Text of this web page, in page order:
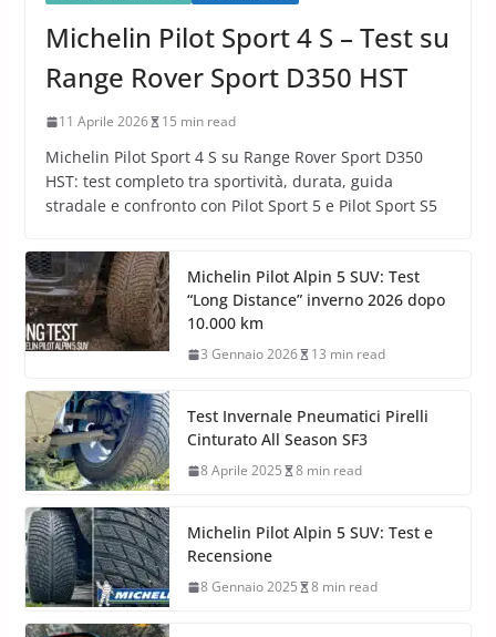
Michelin Pilot Sport 4 S – Test su
Range Rover Sport D350 HST
11 Aprile 2026 15 min read
Michelin Pilot Sport 4 S su Range Rover Sport D350
HST: test completo tra sportività, durata, guida
stradale e confronto con Pilot Sport 5 e Pilot Sport S5
Michelin Pilot Alpin 5 SUV: Test
“Long Distance” inverno 2026 dopo
10.000 km
3 Gennaio 2026 13 min read
Test Invernale Pneumatici Pirelli
Cinturato All Season SF3
8 Aprile 2025 8 min read
Michelin Pilot Alpin 5 SUV: Test e
Recensione
8 Gennaio 2025 8 min read